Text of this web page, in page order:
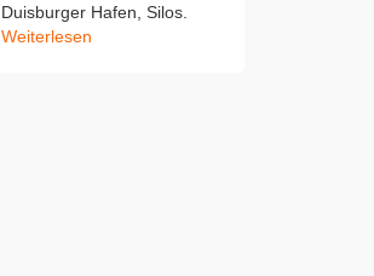
Duisburger Hafen, Silos.
Weiterlesen